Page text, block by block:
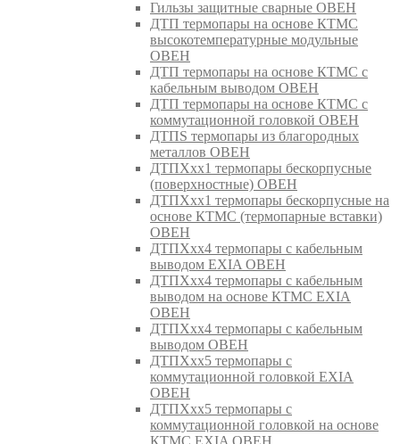
Гильзы защитные сварные ОВЕН
ДТП термопары на основе КТМС
высокотемпературные модульные
ОВЕН
ДТП термопары на основе КТМС с
кабельным выводом ОВЕН
ДТП термопары на основе КТМС с
коммутационной головкой ОВЕН
ДТПS термопары из благородных
металлов ОВЕН
ДТПХхх1 термопары бескорпусные
(поверхностные) ОВЕН
ДТПХхх1 термопары бескорпусные на
основе КТМС (термопарные вставки)
ОВЕН
ДТПХхх4 термопары с кабельным
выводом EXIA ОВЕН
ДТПХхх4 термопары с кабельным
выводом на основе КТМС EXIA
ОВЕН
ДТПХхх4 термопары с кабельным
выводом ОВЕН
ДТПХхх5 термопары с
коммутационной головкой EXIA
ОВЕН
ДТПХхх5 термопары с
коммутационной головкой на основе